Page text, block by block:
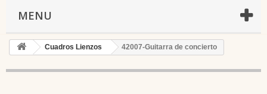
MENU
Cuadros Lienzos 42007-Guitarra de concierto